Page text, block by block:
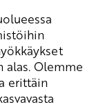
Olemme
erittäin